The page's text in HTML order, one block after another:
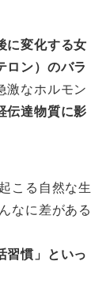
に変化する女
ロン）のバラ
激なホルモン
伝達物質に影
こる自然な生
なに差がある
習慣」といっ